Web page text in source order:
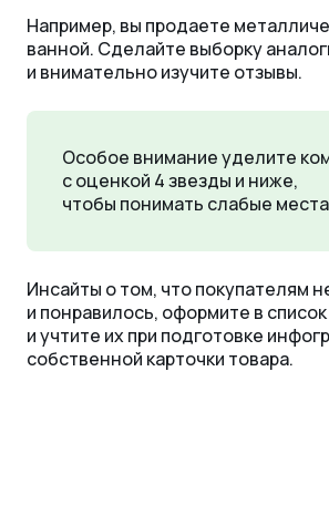
Например, вы продаете
ванной. Сделайте выборку
и внимательно изучите отзывы.
Особое внимание уделите
с оценкой 4 звезды и ниже,
чтобы понимать слабые
Инсайты о том, что покупателям
и понравилось, оформите в
и учтите их при подготовке
собственной карточки товара.